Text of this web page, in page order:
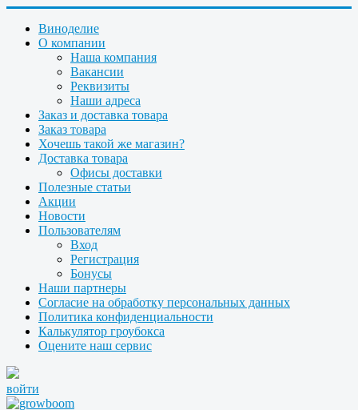
Виноделие
О компании
Наша компания
Вакансии
Реквизиты
Наши адреса
Заказ и доставка товара
Заказ товара
Хочешь такой же магазин?
Доставка товара
Офисы доставки
Полезные статьи
Акции
Новости
Пользователям
Вход
Регистрация
Бонусы
Наши партнеры
Согласие на обработку персональных данных
Политика конфиденциальности
Калькулятор гроубокса
Оцените наш сервис
войти